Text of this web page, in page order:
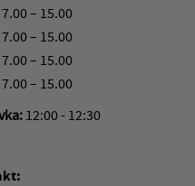
7.00 – 15.00
7.00 – 15.00
7.00 – 15.00
7.00 – 15.00
12:00 - 12:30